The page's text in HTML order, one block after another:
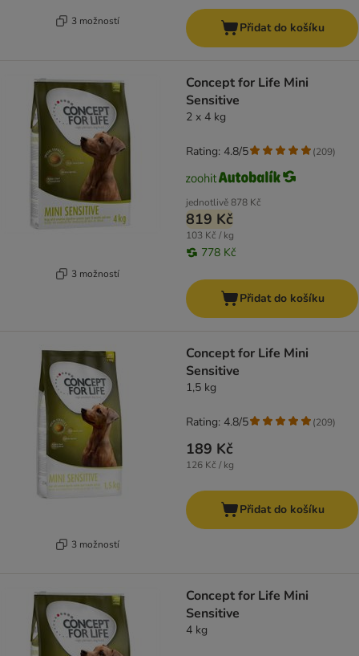
3 možností Přidat do košíku
3 možností
Concept for Life Mini
Sensitive
2 x 4 kg
jednotlivě878 Kč
819 Kč
103 Kč / kg
778 Kč
Rating: 4.8/5 (209)
Přidat do košíku
3 možností
Concept for Life Mini
Sensitive
1,5 kg
189 Kč
126 Kč / kg
Rating: 4.8/5 (209)
Přidat do košíku
Concept for Life Mini
Sensitive
4 kg